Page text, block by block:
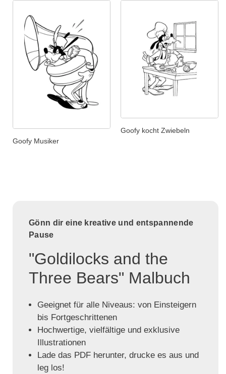
Goofy Musiker
Goofy kocht Zwiebeln
Gönn dir eine kreative und entspannende
Pause
"Goldilocks and the
Three Bears" Malbuch
Geeignet für alle Niveaus: von Einsteigern
bis Fortgeschrittenen
Hochwertige, vielfältige und exklusive
Illustrationen
Lade das PDF herunter, drucke es aus und
leg los!